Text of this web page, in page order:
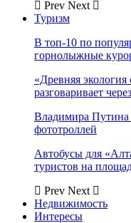
Prev Next
Туризм
В топ-10 по
горнолыжные
«Древняя
разговаривает
Владимира Путина
фототроллей
Автобусы для
туристов на
Prev Next
Недвижимость
Интересы